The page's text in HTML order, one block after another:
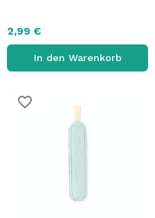
2,99 €
In den Warenkorb
favorite_border